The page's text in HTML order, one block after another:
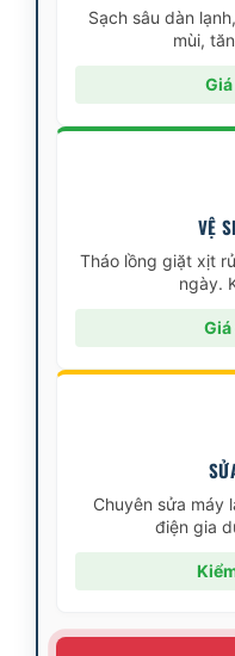
Sạch sâu dàn
mùi,
VỆ
Tháo lồng giặt xịt
ngày.
Chuyên sửa máy
điện gia